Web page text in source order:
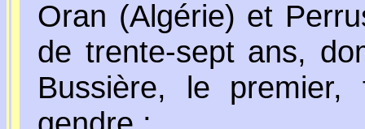
Oran (Algérie) et
de trente-sept ans,
Bussière, le